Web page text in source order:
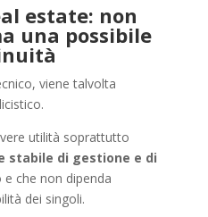
estate: non
una possibile
viene talvolta
utilità soprattutto
stabile di gestione e di
che non dipenda
dei singoli.